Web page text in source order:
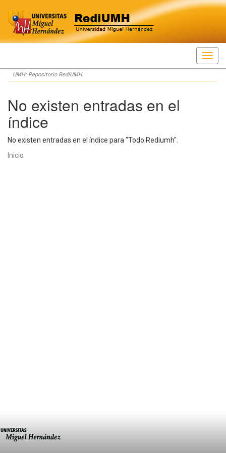
Skip
navigation
UMH: Repositorio RediUMH
No existen entradas en el
índice
No existen entradas en el índice para "Todo Rediumh".
Inicio